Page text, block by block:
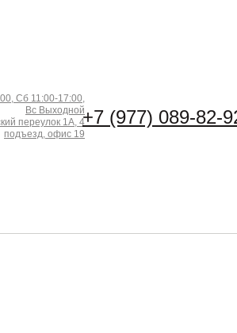
Сб 11:00-17:00,
Вс Выходной
переулок 1А, 4
подъезд, офис 19
+7 (977) 089-82-